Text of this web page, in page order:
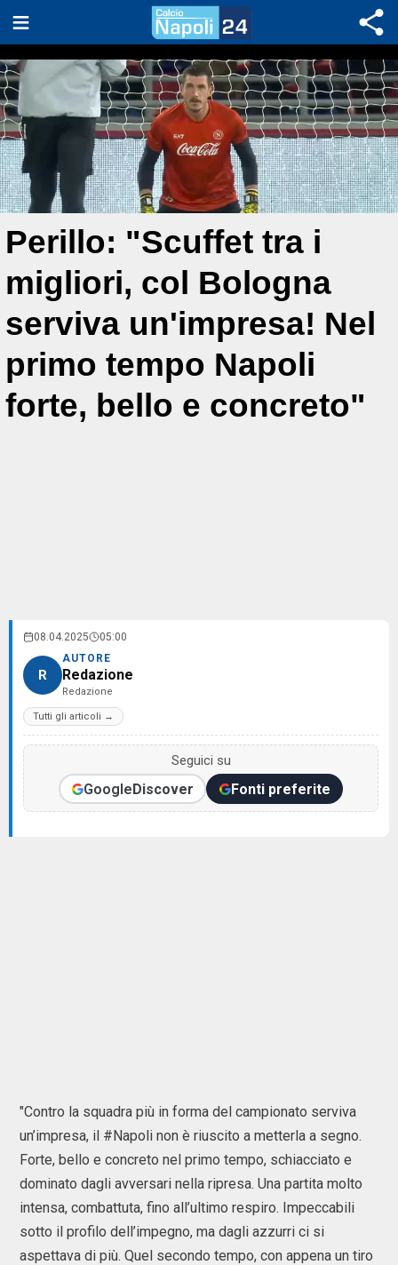
Perillo: "Scuffet tra i
migliori, col Bologna
serviva un'impresa! Nel
primo tempo Napoli
forte, bello e concreto"
08.04.2025 05:00
R
AUTORE
Redazione
Redazione
Tutti gli articoli →
Seguici su
GoogleDiscover Fonti preferite
"Contro la squadra più in forma del campionato serviva
un’impresa, il #Napoli non è riuscito a metterla a segno.
Forte, bello e concreto nel primo tempo, schiacciato e
dominato dagli avversari nella ripresa. Una partita molto
intensa, combattuta, fino all’ultimo respiro. Impeccabili
sotto il profilo dell’impegno, ma dagli azzurri ci si
aspettava di più. Quel secondo tempo, con appena un tiro